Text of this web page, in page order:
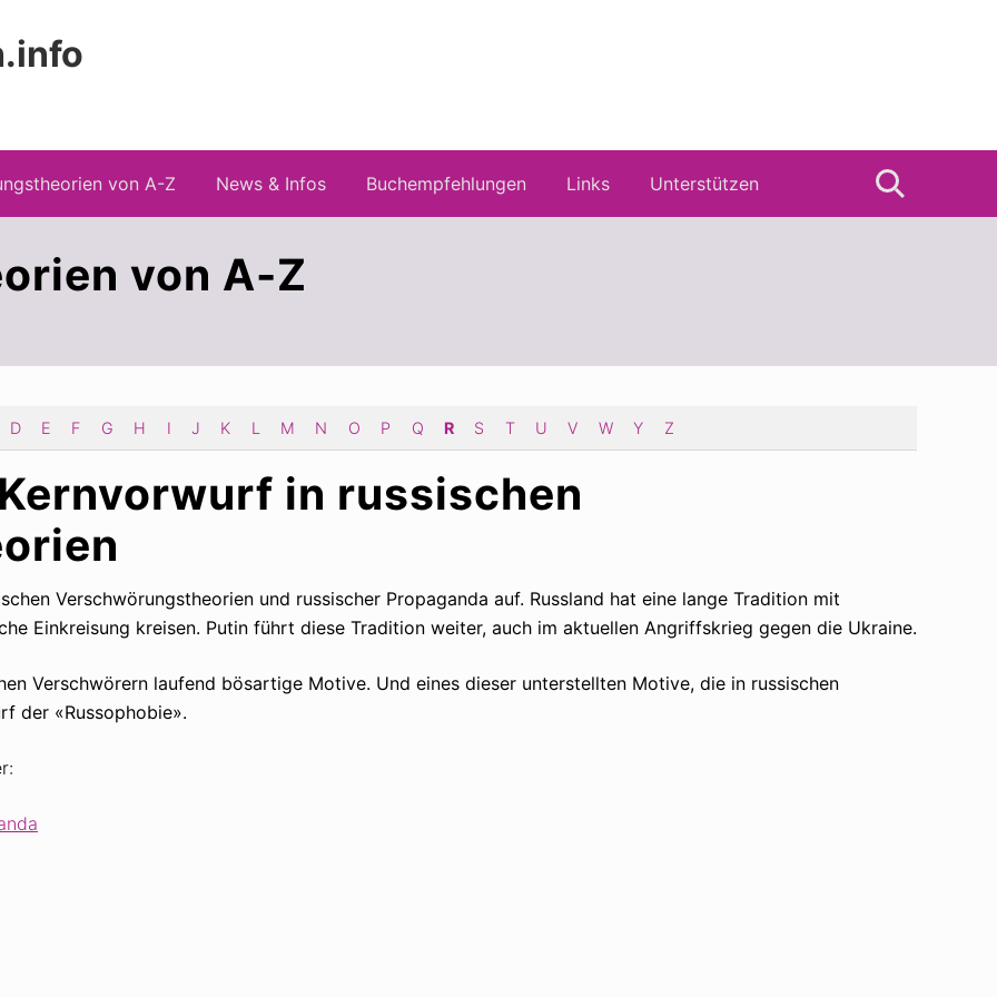
von A-Z News & Infos Buchempfehlungen Links Unterstützen Suche
von A-Z
D E F G H I J K L M N O P Q R S T U V W Y Z
in russischen
Verschwörungstheorien und russischer Propaganda auf. Russland hat eine lange Tradition mit
Einkreisung kreisen. Putin führt diese Tradition weiter, auch im aktuellen Angriffskrieg gegen die Ukraine.
Verschwörern laufend bösartige Motive. Und eines dieser unterstellten Motive, die in russischen
der «Russophobie».